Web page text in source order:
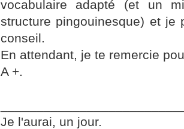
vocabulaire adapté (et un
structure pingouinesque) et je
conseil.
En attendant, je te remercie
A +.
Je l'aurai, un jour.